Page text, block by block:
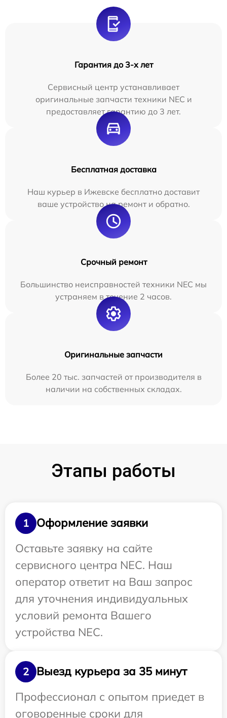
Гарантия до 3-х лет
Сервисный центр устанавливает
оригинальные запчасти техники NEC и
предоставляет гарантию до 3 лет.
Бесплатная доставка
Наш курьер в Ижевске бесплатно доставит
ваше устройство на ремонт и обратно.
Срочный ремонт
Большинство неисправностей техники NEC мы
устраняем в течение 2 часов.
Оригинальные запчасти
Более 20 тыс. запчастей от производителя в
наличии на собственных складах.
Этапы работы
1
Оформление заявки
Оставьте заявку на сайте
сервисного центра NEC. Наш
оператор ответит на Ваш запрос
для уточнения индивидуальных
условий ремонта Вашего
устройства NEC.
2
Выезд курьера за 35 минут
Профессионал с опытом приедет в
оговоренные сроки для